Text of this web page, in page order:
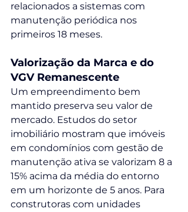
relacionados a sistemas com
manutenção periódica nos
primeiros 18 meses.
Valorização da Marca e do
VGV Remanescente
Um empreendimento bem
mantido preserva seu valor de
mercado. Estudos do setor
imobiliário mostram que imóveis
em condomínios com gestão de
manutenção ativa se valorizam 8 a
15% acima da média do entorno
em um horizonte de 5 anos. Para
construtoras com unidades